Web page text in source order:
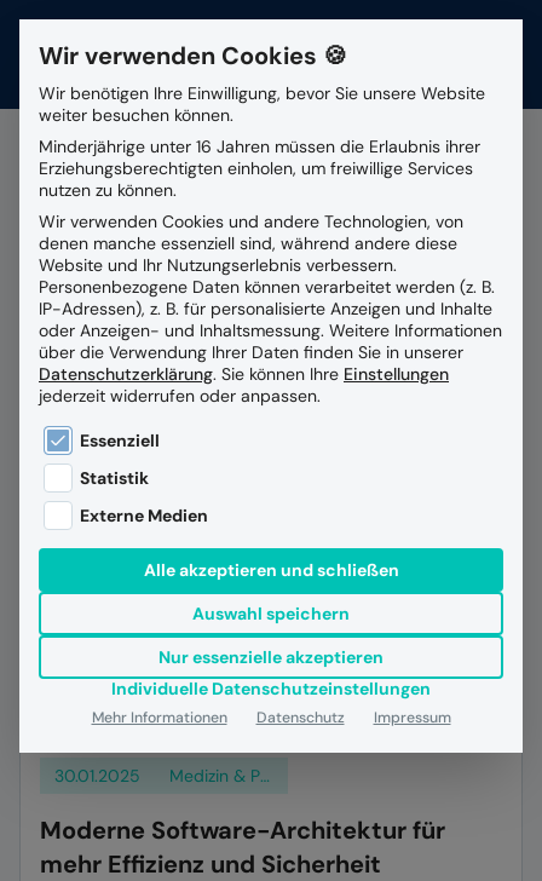
Suchfeld
Suchen
Alle Beiträge mit dem
SchlagwortContainer-
Technologie
30.01.2025 Medizin & Pflege
Moderne Software-Architektur für
mehr Effizienz und Sicherheit
Wir verwenden Cookies 🍪
Wir benötigen Ihre Einwilligung, bevor Sie unsere Website
weiter besuchen können.
Minderjährige unter 16 Jahren müssen die Erlaubnis ihrer
Erziehungsberechtigten einholen, um freiwillige Services
nutzen zu können.
Wir verwenden Cookies und andere Technologien, von
denen manche essenziell sind, während andere diese
Website und Ihr Nutzungserlebnis verbessern.
Personenbezogene Daten können verarbeitet werden (z. B.
IP-Adressen), z. B. für personalisierte Anzeigen und Inhalte
oder Anzeigen- und Inhaltsmessung. Weitere Informationen
über die Verwendung Ihrer Daten finden Sie in unserer
Datenschutzerklärung. Sie können Ihre Einstellungen
jederzeit widerrufen oder anpassen.
Es folgt eine Liste der Service-Gruppen, für die
Essenziell
Statistik
Externe Medien
Alle akzeptieren und schließen
Auswahl speichern
Nur essenzielle akzeptieren
Individuelle Datenschutzeinstellungen
Mehr Informationen Datenschutz Impressum